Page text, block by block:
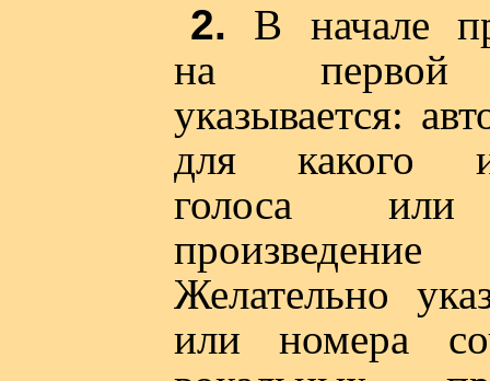
2. В начале
на первой
указывается:
для какого
голоса или
Желательно
или номера